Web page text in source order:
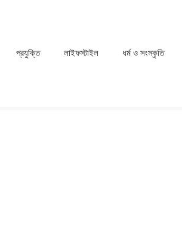
প্রযুক্তি লাইফস্টাইল ধর্ম ও সংস্কৃতি